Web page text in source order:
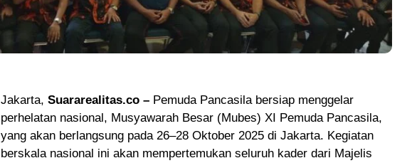
Jakarta, Suararealitas.co – Pemuda Pancasila bersiap menggelar
perhelatan nasional, Musyawarah Besar (Mubes) XI Pemuda Pancasila,
yang akan berlangsung pada 26–28 Oktober 2025 di Jakarta. Kegiatan
berskala nasional ini akan mempertemukan seluruh kader dari Majelis